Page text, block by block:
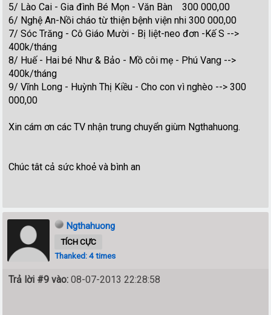
5/ Lào Cai - Gia đình Bé Mọn - Văn Bàn 300 000,00
6/ Nghệ An-Nồi cháo từ thiện bệnh viện nhi 300 000,00
7/ Sóc Trăng - Cô Giáo Mười - Bị liệt-neo đơn -Kế S -->
400k/tháng
8/ Huế - Hai bé Như & Bảo - Mồ côi mẹ - Phú Vang -->
400k/tháng
9/ Vĩnh Long - Huỳnh Thị Kiều - Cho con vì nghèo --> 300
000,00
Xin cám ơn các TV nhận trung chuyển giùm Ngthahuong.
Chúc tât cả sức khoẻ và bình an
Ngthahuong
TÍCH CỰC
Thanked: 4 times
Trả lời #9 vào: 08-07-2013 22:28:58